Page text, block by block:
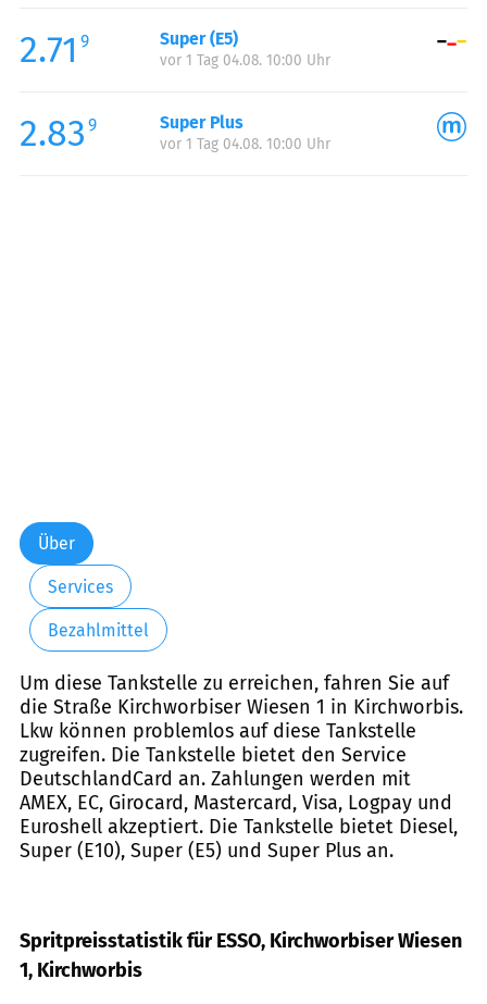
2.71 9 Super (E5)
vor 1 Tag 04.08. 10:00 Uhr
2.83 9 Super Plus
vor 1 Tag 04.08. 10:00 Uhr
Über
Services
Bezahlmittel
Um diese Tankstelle zu erreichen, fahren Sie auf
die Straße Kirchworbiser Wiesen 1 in Kirchworbis.
Lkw können problemlos auf diese Tankstelle
zugreifen. Die Tankstelle bietet den Service
DeutschlandCard an. Zahlungen werden mit
AMEX, EC, Girocard, Mastercard, Visa, Logpay und
Euroshell akzeptiert. Die Tankstelle bietet Diesel,
Super (E10), Super (E5) und Super Plus an.
Spritpreisstatistik für ESSO, Kirchworbiser Wiesen
1, Kirchworbis